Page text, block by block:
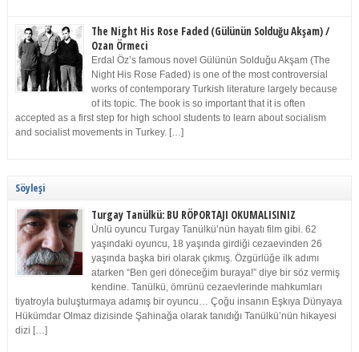
The Night His Rose Faded (Gülünün Solduğu Akşam) /
Ozan Örmeci
Erdal Öz’s famous novel Gülünün Solduğu Akşam (The
Night His Rose Faded) is one of the most controversial
works of contemporary Turkish literature largely because
of its topic. The book is so important that it is often
accepted as a first step for high school students to learn about socialism
and socialist movements in Turkey. […]
Söyleşi
Turgay Tanülkü: BU RÖPORTAJI OKUMALISINIZ
Ünlü oyuncu Turgay Tanülkü’nün hayatı film gibi. 62
yaşındaki oyuncu, 18 yaşında girdiği cezaevinden 26
yaşında başka biri olarak çıkmış. Özgürlüğe ilk adımı
atarken “Ben geri döneceğim buraya!” diye bir söz vermiş
kendine. Tanülkü, ömrünü cezaevlerinde mahkumları
tiyatroyla buluşturmaya adamış bir oyuncu… Çoğu insanın Eşkıya Dünyaya
Hükümdar Olmaz dizisinde Şahinağa olarak tanıdığı Tanülkü’nün hikayesi
dizi […]